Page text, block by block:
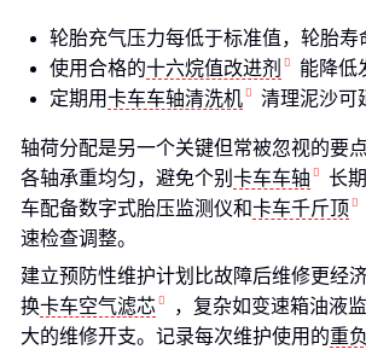
轮胎充气压力每低于标准值，轮胎寿
使用合格的十六烷值改进剂
能降低
定期用卡车车轴清洗机 清理泥沙可
轴荷分配是另一个关键但常被忽视的要
各轴承重均匀，避免个别 卡车车轴
长
车配备数字式胎压监测仪和卡车千斤顶
速检查调整。
建立预防性维护计划比故障后维修更经
换卡车空气滤芯
，复杂如变速箱油液
大的维修开支。记录每次维护使用的重